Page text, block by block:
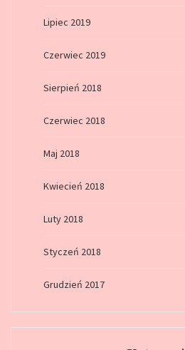
Lipiec 2019
Czerwiec 2019
Sierpień 2018
Czerwiec 2018
Maj 2018
Kwiecień 2018
Luty 2018
Styczeń 2018
Grudzień 2017